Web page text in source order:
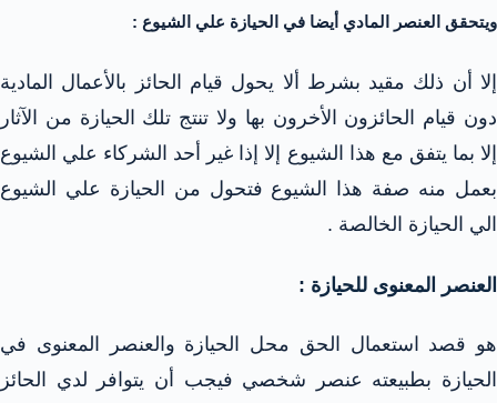
ويتحقق العنصر المادي أيضا في الحيازة علي الشيوع :
إلا أن ذلك مقيد بشرط ألا يحول قيام الحائز بالأعمال المادية
دون قيام الحائزون الأخرون بها ولا تنتج تلك الحيازة من الآثار
إلا بما يتفق مع هذا الشيوع إلا إذا غير أحد الشركاء علي الشيوع
بعمل منه صفة هذا الشيوع فتحول من الحيازة علي الشيوع
الي الحيازة الخالصة .
العنصر المعنوى للحيازة :
هو قصد استعمال الحق محل الحيازة والعنصر المعنوى في
الحيازة بطبيعته عنصر شخصي فيجب أن يتوافر لدي الحائز